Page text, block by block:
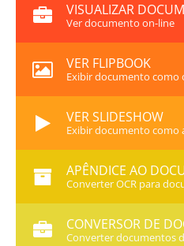
VISUALIZAR
Ver documento on-line
VER FLIPBOOK
Exibir documento como
VER SLIDESHOW
Exibir documento como
APÊNDICE AO
Converter OCR para
CONVERSOR DE
Converter documentos